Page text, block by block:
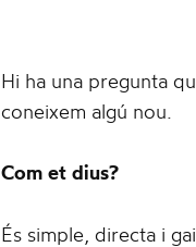
Hi ha una pregunta
coneixem algú nou.
Com et dius?
És simple, directa i